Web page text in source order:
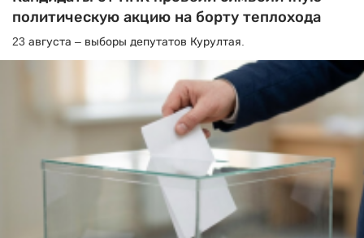
политическую акцию на борту теплохода
23 августа – выборы депутатов Курултая.